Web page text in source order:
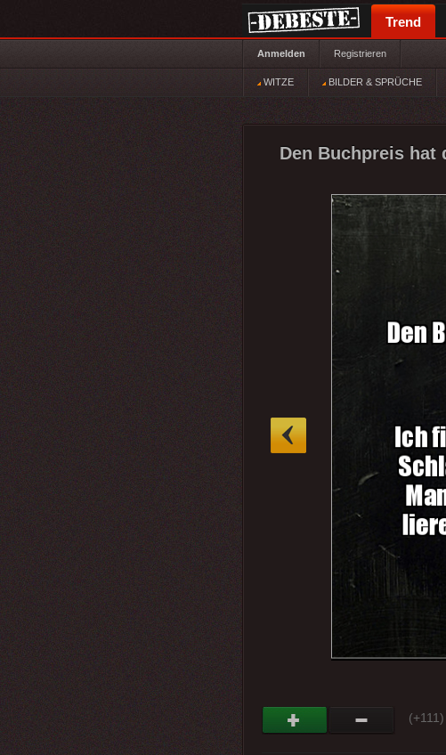
Trend
Anmelden Registrieren
WITZE BILDER & SPRÜCHE
Den Buchpreis hat
(+111)